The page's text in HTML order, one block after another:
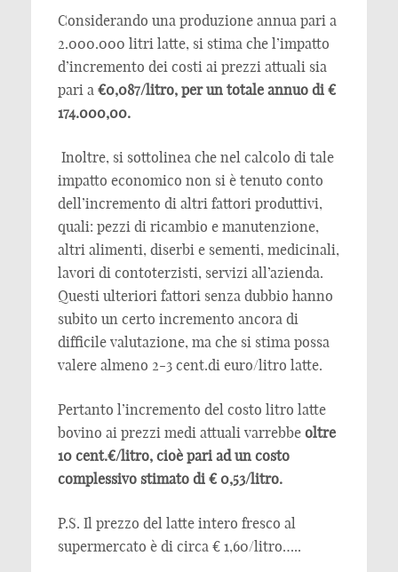
Considerando una produzione annua pari a
2.000.000 litri latte, si stima che l’impatto
d’incremento dei costi ai prezzi attuali sia
pari a €0,087/litro, per un totale annuo di €
174.000,00.
Inoltre, si sottolinea che nel calcolo di tale
impatto economico non si è tenuto conto
dell’incremento di altri fattori produttivi,
quali: pezzi di ricambio e manutenzione,
altri alimenti, diserbi e sementi, medicinali,
lavori di contoterzisti, servizi all’azienda.
Questi ulteriori fattori senza dubbio hanno
subito un certo incremento ancora di
difficile valutazione, ma che si stima possa
valere almeno 2-3 cent.di euro/litro latte.
Pertanto l’incremento del costo litro latte
bovino ai prezzi medi attuali varrebbe oltre
10 cent.€/litro, cioè pari ad un costo
complessivo stimato di € 0,53/litro.
P.S. Il prezzo del latte intero fresco al
supermercato è di circa € 1,60/litro…..